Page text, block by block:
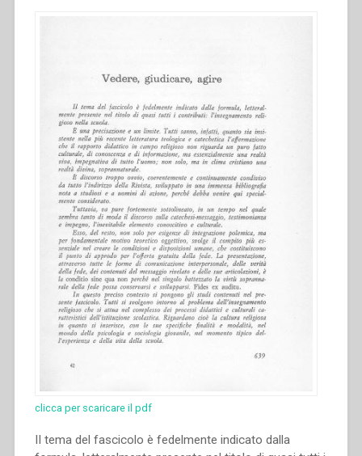
clicca per scaricare il pdf
II tema del fascicolo è fedelmente indicato dalla